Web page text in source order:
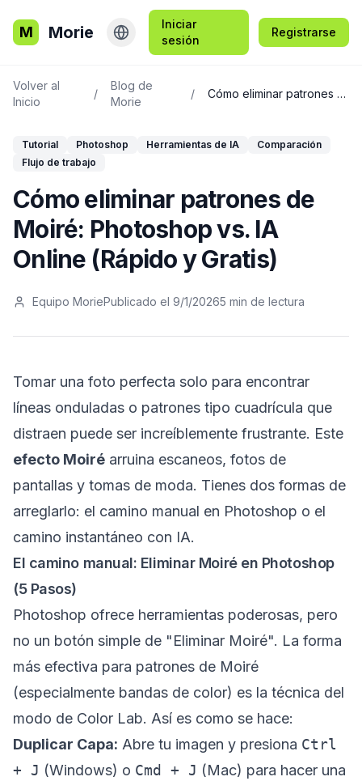
M Morie
Iniciar
sesión
Registrarse
Volver al
Inicio
/
Blog de
Morie
/ Cómo eliminar patrones de Moiré: Photoshop vs. IA Online (Rápido y Gratis)
Tutorial Photoshop Herramientas de IA
Comparación
Flujo de trabajo
Cómo eliminar patrones de
Moiré: Photoshop vs. IA
Online (Rápido y Gratis)
Equipo MoriePublicado el 9/1/20265 min de lectura
Tomar una foto perfecta solo para encontrar
líneas onduladas o patrones tipo cuadrícula que
distraen puede ser increíblemente frustrante. Este
efecto Moiré arruina escaneos, fotos de
pantallas y tomas de moda. Tienes dos formas de
arreglarlo: el camino manual en Photoshop o el
camino instantáneo con IA.
El camino manual: Eliminar Moiré en Photoshop
(5 Pasos)
Photoshop ofrece herramientas poderosas, pero
no un botón simple de "Eliminar Moiré". La forma
más efectiva para patrones de Moiré
(especialmente bandas de color) es la técnica del
modo de Color Lab. Así es como se hace:
Duplicar Capa: Abre tu imagen y presiona Ctrl
+ J (Windows) o Cmd + J (Mac) para hacer una